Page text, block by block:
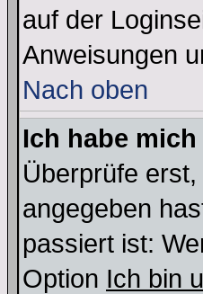
auf der
Anweisungen
Nach oben
Ich habe
Überprüfe
angegeben
passiert ist:
Option Ich bin